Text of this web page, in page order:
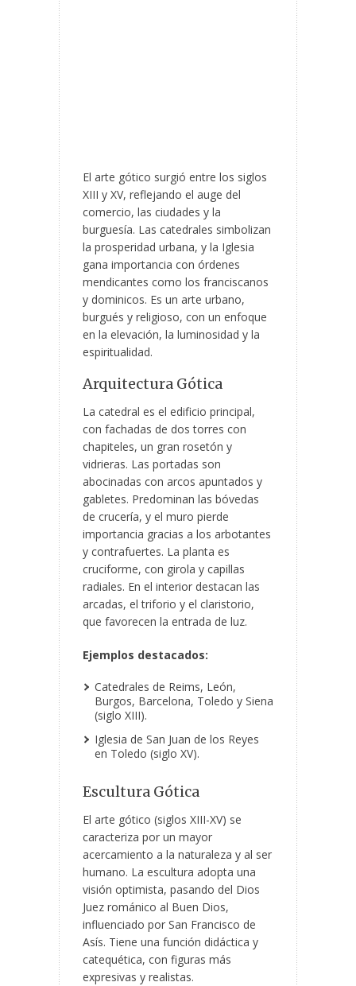
El arte gótico surgió entre los siglos
XIII y XV, reflejando el auge del
comercio, las ciudades y la
burguesía. Las catedrales simbolizan
la prosperidad urbana, y la Iglesia
gana importancia con órdenes
mendicantes como los franciscanos
y dominicos. Es un arte urbano,
burgués y religioso, con un enfoque
en la elevación, la luminosidad y la
espiritualidad.
Arquitectura Gótica
La catedral es el edificio principal,
con fachadas de dos torres con
chapiteles, un gran rosetón y
vidrieras. Las portadas son
abocinadas con arcos apuntados y
gabletes. Predominan las bóvedas
de crucería, y el muro pierde
importancia gracias a los arbotantes
y contrafuertes. La planta es
cruciforme, con girola y capillas
radiales. En el interior destacan las
arcadas, el triforio y el claristorio,
que favorecen la entrada de luz.
Ejemplos destacados:
Catedrales de Reims, León,
Burgos, Barcelona, Toledo y Siena
(siglo XIII).
Iglesia de San Juan de los Reyes
en Toledo (siglo XV).
Escultura Gótica
El arte gótico (siglos XIII-XV) se
caracteriza por un mayor
acercamiento a la naturaleza y al ser
humano. La escultura adopta una
visión optimista, pasando del Dios
Juez románico al Buen Dios,
influenciado por San Francisco de
Asís. Tiene una función didáctica y
catequética, con figuras más
expresivas y realistas.